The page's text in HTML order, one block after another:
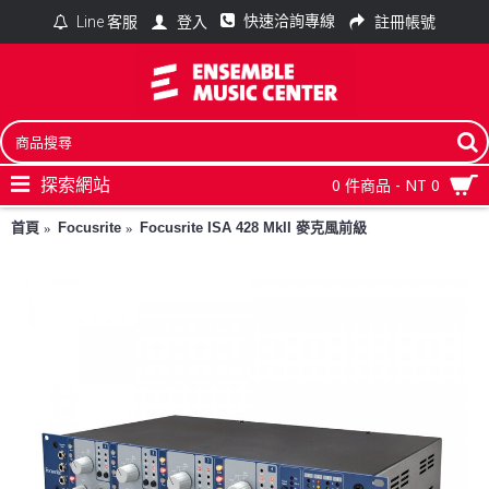
Line 客服 登入 快速洽詢專線 註冊帳號
0 件商品 - NT 0
探索網站
首頁 Focusrite Focusrite ISA 428 MkII 麥克風前級